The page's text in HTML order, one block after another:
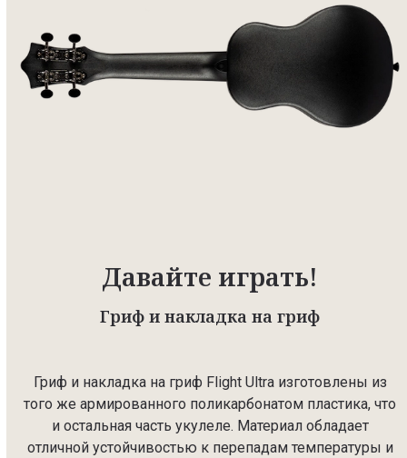
Давайте играть!
Гриф и накладка на гриф
Гриф и накладка на гриф Flight Ultra изготовлены из
того же армированного поликарбонатом пластика, что
и остальная часть укулеле. Материал обладает
отличной устойчивостью к перепадам температуры и